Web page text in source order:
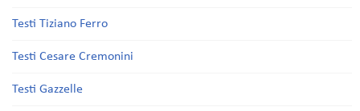
Testi Tiziano Ferro
Testi Cesare Cremonini
Testi Gazzelle